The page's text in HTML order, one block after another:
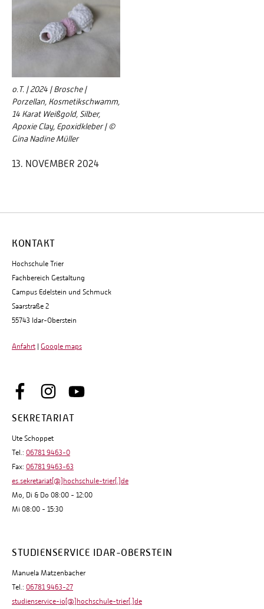
o.T. | 2024 | Brosche |
Porzellan, Kosmetikschwamm,
14 Karat Weißgold, Silber,
Apoxie Clay, Epoxidkleber | ©
Gina Nadine Müller
13. NOVEMBER 2024
KONTAKT
Hochschule Trier
Fachbereich Gestaltung
Campus Edelstein und Schmuck
Saarstraße 2
55743 Idar-Oberstein
Anfahrt Google maps
SEKRETARIAT
Ute Schoppet
Tel.: 06781 9463-0
Fax: 06781 9463-63
es.sekretariat[@]hochschule-trier[.]de
Mo, Di & Do 08:00 - 12:00
Mi 08:00 - 15:30
STUDIENSERVICE IDAR-OBERSTEIN
Manuela Matzenbacher
Tel.: 06781 9463-27
studienservice-io[@]hochschule-trier[.]de